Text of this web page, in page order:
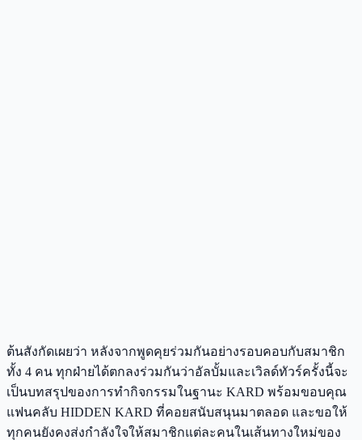
ต้นสังกัดเผยว่า หลังจากพูดคุยร่วมกันอย่างรอบคอบกับสมาชิก
ทั้ง 4 คน ทุกฝ่ายได้ตกลงร่วมกันว่าอัลบั้มและเวิลด์ทัวร์ครั้งนี้จะ
เป็นบทสรุปของการทำกิจกรรมในฐานะ KARD พร้อมขอบคุณ
แฟนคลับ HIDDEN KARD ที่คอยสนับสนุนมาตลอด และขอให้
ทุกคนยังคงส่งกำลังใจให้สมาชิกแต่ละคนในเส้นทางใหม่ของ